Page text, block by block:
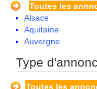
Toutes les
Alsace
Aquitaine
Auvergne
Bourgogne
Type
Toutes les